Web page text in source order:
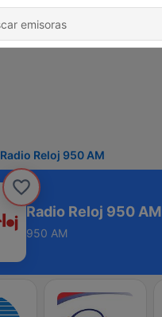
Radio Reloj 950 AM
Radio Reloj 950 AM
950 AM